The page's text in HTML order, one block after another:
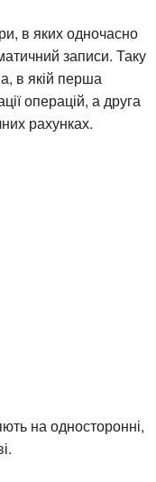
в яких одночасно
записи. Таку
в якій перша
операцій, а друга
рахунках.
на односторонні,